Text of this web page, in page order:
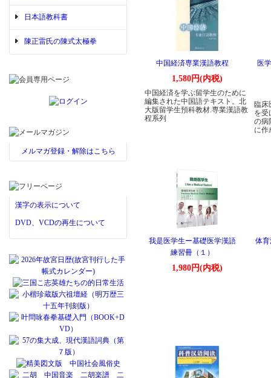
日本語教科書
陳正雷氏の陳式太極拳
メルマガ登録・解除はこちら
漢字の表示について
DVD、VCDの再生について
中国経済専業漢語教程
1,580円(内税)
中国経済を学ぶ留学生のために
編集された中国語テキスト。北
大版留学生預科教材.専業漢語教
程系列
医
臨床
を受
の病
に作
我是医学生ー基礎医学漢語
練習冊（１）
1,980円(内税)
体